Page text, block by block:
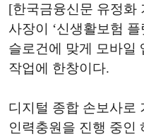
[한국금융신문 유정화
사장이 ‘신생활보험
슬로건에 맞게 모바일
작업에 한창이다.
디지털 종합 손보사로
인력충원을 진행 중인